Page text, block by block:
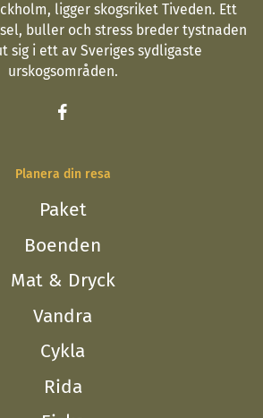
ligger skogsriket Tiveden. Ett
buller och stress breder tystnaden
sig i ett av Sveriges sydligaste
urskogsområden.
Planera din resa
Paket
Boenden
Mat & Dryck
Vandra
Cykla
Rida